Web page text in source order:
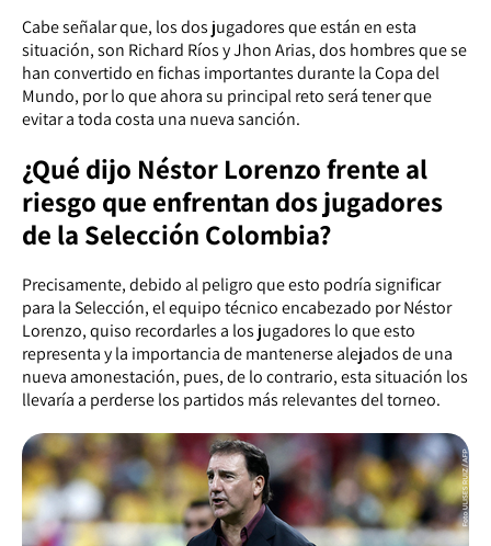
Cabe señalar que, los dos jugadores que están en esta
situación, son Richard Ríos y Jhon Arias, dos hombres que se
han convertido en fichas importantes durante la Copa del
Mundo, por lo que ahora su principal reto será tener que
evitar a toda costa una nueva sanción.
¿Qué dijo Néstor Lorenzo frente al
riesgo que enfrentan dos jugadores
de la Selección Colombia?
Precisamente, debido al peligro que esto podría significar
para la Selección, el equipo técnico encabezado por Néstor
Lorenzo, quiso recordarles a los jugadores lo que esto
representa y la importancia de mantenerse alejados de una
nueva amonestación, pues, de lo contrario, esta situación los
llevaría a perderse los partidos más relevantes del torneo.